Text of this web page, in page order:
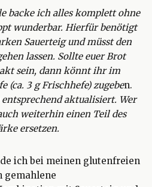
backe ich alles komplett ohne
wunderbar. Hierfür benötigt
Sauerteig und müsst den
lassen. Sollte euer Brot
sein, dann könnt ihr im
(ca. 3 g Frischhefe) zugeben.
entsprechend aktualisiert. Wer
weiterhin einen Teil des
ersetzen.
ich bei meinen glutenfreien
gemahlene